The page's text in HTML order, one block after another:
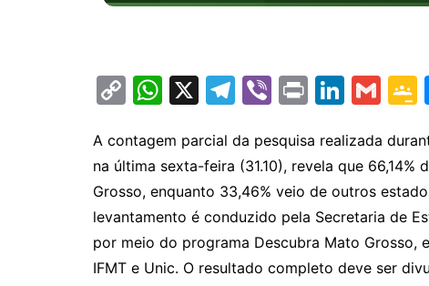
C
p
y
Li
n
k
W
at
s
A
p
p
X
T
e
gr
a
m
Vi
er
Pr
t
Li
k
e
dI
n
G
ai
l
A contagem parcial da pesquisa realizada
na última sexta-feira (31.10), revela que
Grosso, enquanto 33,46% veio de outros
levantamento é conduzido pela Secretaria de
por meio do programa Descubra Mato Grosso,
IFMT e Unic. O resultado completo deve ser